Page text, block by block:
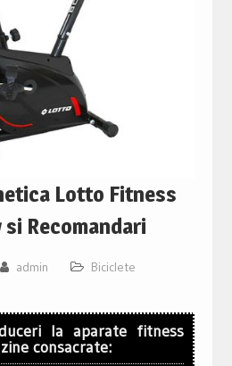
Lotto Fitness
si Recomandari
admin
Biciclete
la aparate fitness
consacrate: